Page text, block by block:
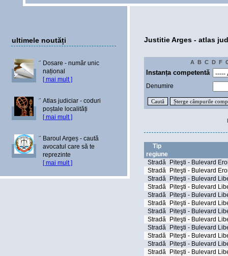
ultimele noutăți
Dosare - număr unic
național
[ mai mult ]
Atlas judiciar - coduri
poștale localități
[ mai mult ]
Baroul Argeș - caută
avocatul care să te
reprezinte
[ mai mult ]
Justitie Arges - atlas
A B C D F
Instanța competentă
Denumire
Tip
regiune
Stradă
Piteşti - Bulevard
Stradă
Piteşti - Bulevard
Stradă
Piteşti - Bulevard
Stradă
Piteşti - Bulevard
Stradă
Piteşti - Bulevard
Stradă
Piteşti - Bulevard
Stradă
Piteşti - Bulevard
Stradă
Piteşti - Bulevard
Stradă
Piteşti - Bulevard
Stradă
Piteşti - Bulevard
Stradă
Piteşti - Bulevard
Stradă
Piteşti - Bulevard